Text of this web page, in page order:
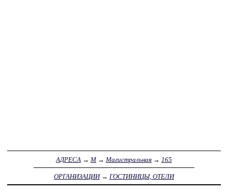
АДРЕСА → М→ Магистральная → 165
ОРГАНИЗАЦИИ→ ГОСТИНИЦЫ, ОТЕЛИ